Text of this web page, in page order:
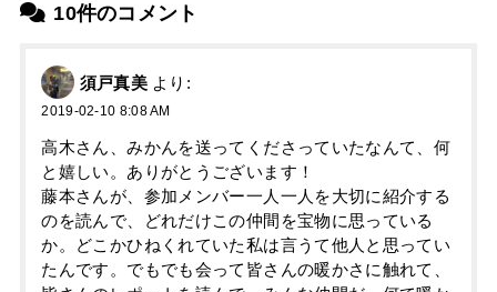
10件のコメント
須戸真美 より:
2019-02-10 8:08 AM
高木さん、みかんを送ってくださっていたなんて、何
と嬉しい。ありがとうございます！
藤本さんが、参加メンバー一人一人を大切に紹介する
のを読んで、どれだけこの仲間を宝物に思っている
か。どこかひねくれていた私は言うて他人と思ってい
たんです。でもでも会って皆さんの暖かさに触れて、